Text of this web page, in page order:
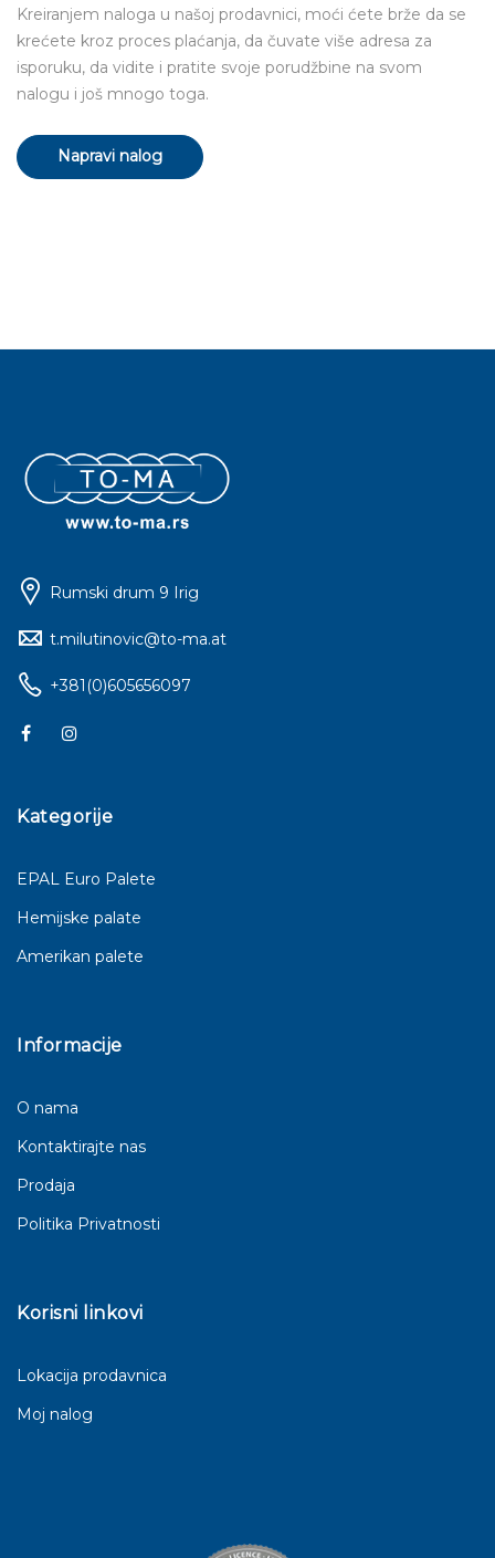
Kreiranjem naloga u našoj prodavnici, moći ćete brže da se
krećete kroz proces plaćanja, da čuvate više adresa za
isporuku, da vidite i pratite svoje porudžbine na svom
nalogu i još mnogo toga.
Napravi nalog
Rumski drum 9 Irig
t.milutinovic@to-ma.at
+381(0)605656097
Kategorije
EPAL Euro Palete
Hemijske palate
Amerikan palete
Informacije
O nama
Kontaktirajte nas
Prodaja
Politika Privatnosti
Korisni linkovi
Lokacija prodavnica
Moj nalog